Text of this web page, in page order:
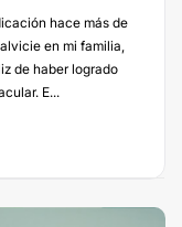
hace más de
en mi familia,
de haber logrado
E...